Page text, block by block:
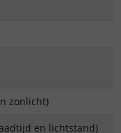
zonlicht)
en lichtstand)